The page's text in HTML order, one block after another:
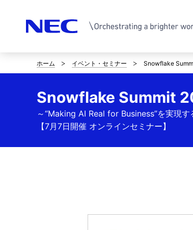
サ
イ
ト
内
の
ホーム イベント・セミナー Snowflake
Snowflake Summit
～“Making AI Real for Business”を実現
【7月7日開催 オンラインセミナー】